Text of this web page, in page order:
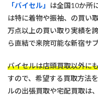
「バイセル」 は全国10か所
は特に着物や振袖、の買い
万点以上の買い取り実績を
ら直結で来院可能な新宿サ
バイセルは店頭買取以外に
すので、希望する買取方法
ルの出張買取や宅配買取は